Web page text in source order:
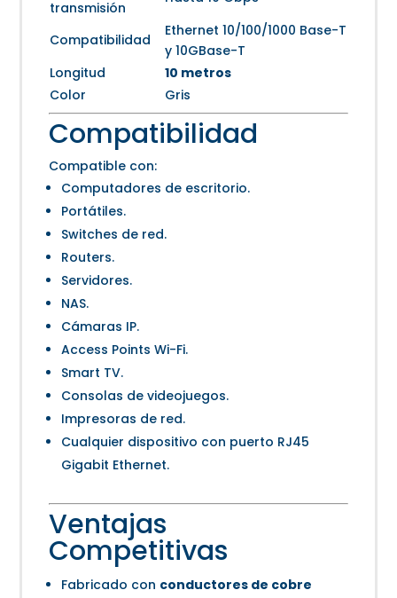
transmisión
Compatibilidad
Ethernet 10/100/1000 Base-T
y 10GBase-T
Longitud
10 metros
Color
Gris
Compatibilidad
Compatible con:
Computadores de escritorio.
Portátiles.
Switches de red.
Routers.
Servidores.
NAS.
Cámaras IP.
Access Points Wi-Fi.
Smart TV.
Consolas de videojuegos.
Impresoras de red.
Cualquier dispositivo con puerto RJ45
Gigabit Ethernet.
Ventajas
Competitivas
Fabricado con conductores de cobre